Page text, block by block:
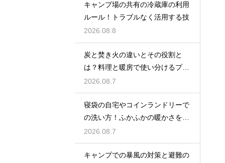
キャンプ場の共有の冷蔵庫の利用
ルール！トラブルなく活用する技
2026.08.8
炭と焚き火の違いとその役割と
は？料理と暖房で使い分けるプロ
の技
2026.08.7
寝袋の自宅やコインランドリーで
の洗い方！ふかふかの暖かさを復
活させる
2026.08.7
キャンプでの暴風の対策と避難の